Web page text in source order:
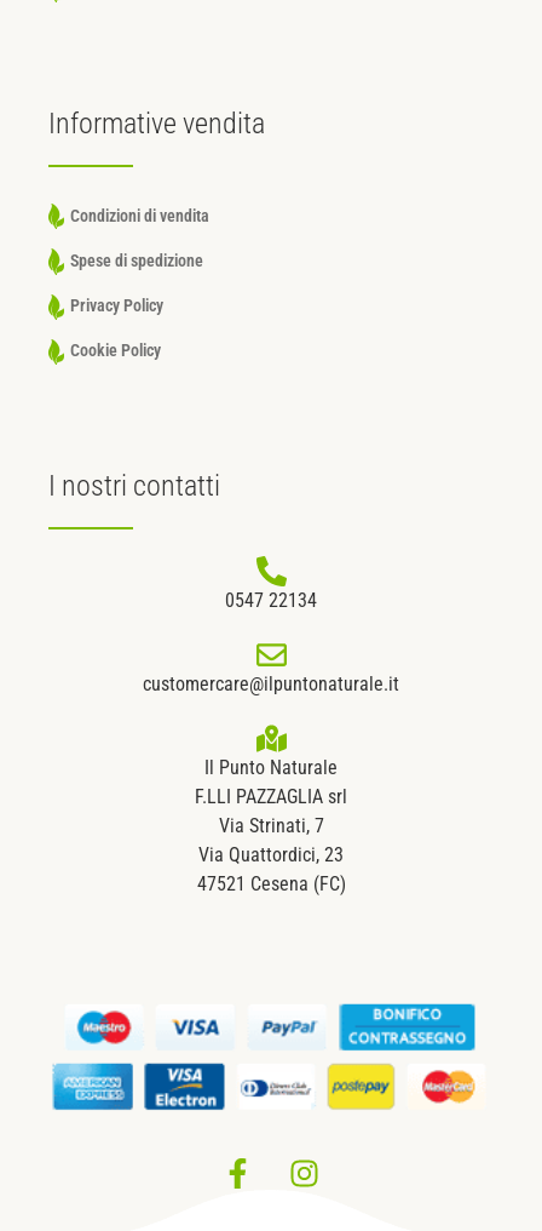
Informative vendita
Condizioni di vendita
Spese di spedizione
Privacy Policy
Cookie Policy
I nostri contatti
0547 22134
customercare@ilpuntonaturale.it
Il Punto Naturale
F.LLI PAZZAGLIA srl
Via Strinati, 7
Via Quattordici, 23
47521 Cesena (FC)